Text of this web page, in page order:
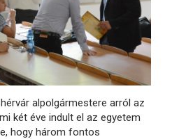
alpolgármestere arról az
két éve indult el az egyetem
hogy három fontos